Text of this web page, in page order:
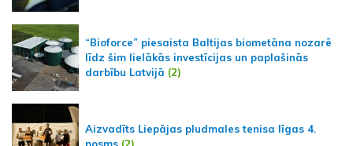
“Bioforce” piesaista Baltijas biometāna nozarē
līdz šim lielākās investīcijas un paplašinās
darbību Latvijā (2)
Aizvadīts Liepājas pludmales tenisa līgas 4.